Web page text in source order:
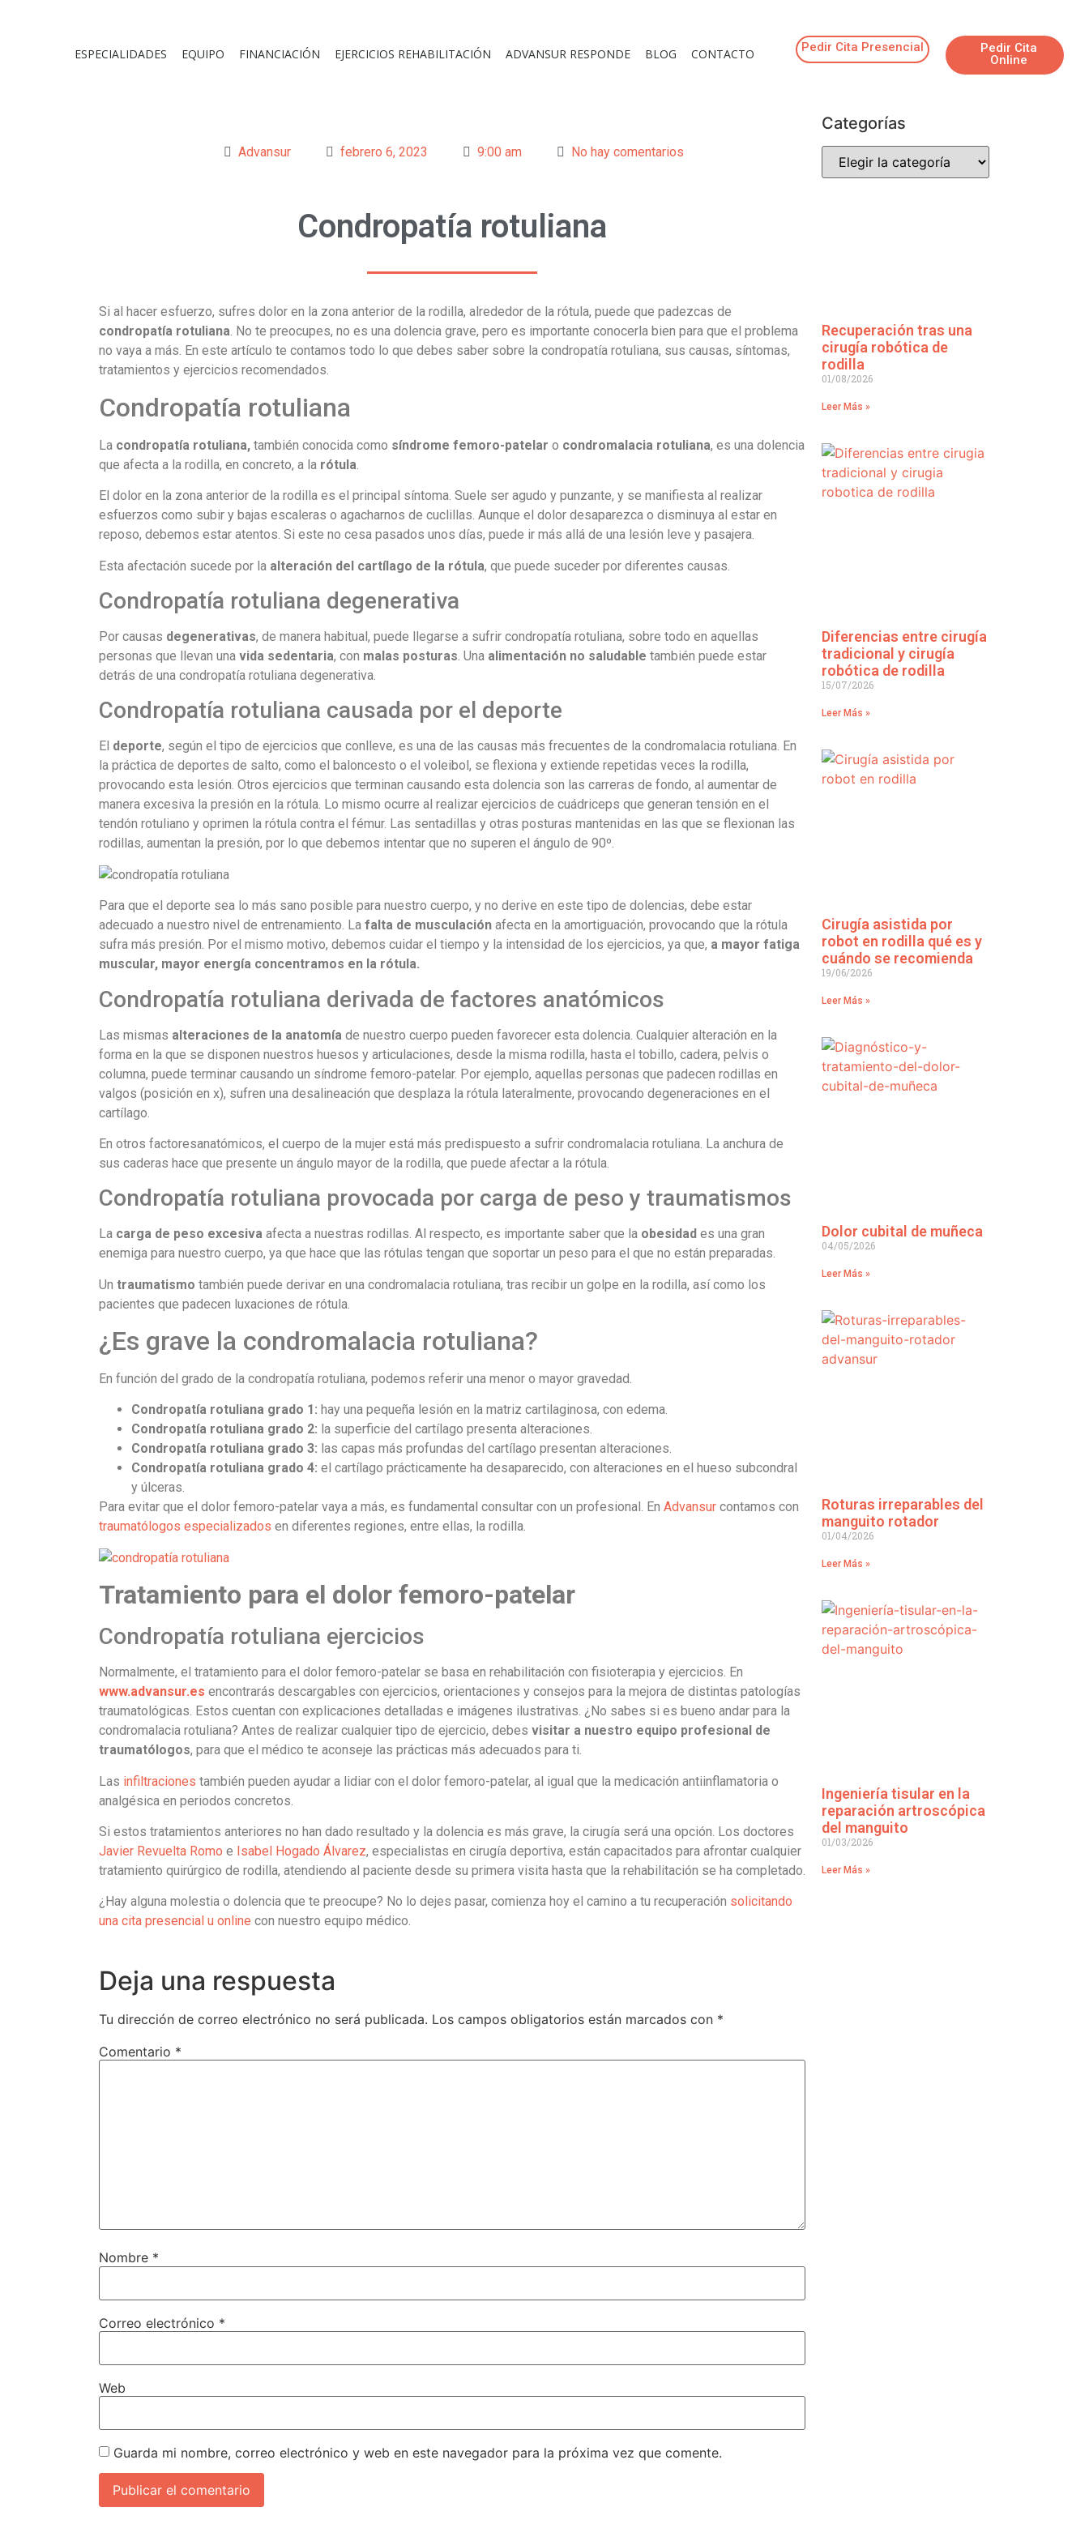
ESPECIALIDADES EQUIPO FINANCIACIÓN EJERCICIOS REHABILITACIÓN ADVANSUR RESPONDE BLOG CONTACTO Pedir Cita Presencial
Pedir Cita
Online
Advansur febrero 6, 2023 9:00 am No hay comentarios
Condropatía rotuliana
Si al hacer esfuerzo, sufres dolor en la zona anterior de la rodilla, alrededor de la rótula, puede que padezcas de
condropatía rotuliana. No te preocupes, no es una dolencia grave, pero es importante conocerla bien para que el problema
no vaya a más. En este artículo te contamos todo lo que debes saber sobre la condropatía rotuliana, sus causas, síntomas,
tratamientos y ejercicios recomendados.
Condropatía rotuliana
La condropatía rotuliana, también conocida como síndrome femoro-patelar o condromalacia rotuliana, es una dolencia
que afecta a la rodilla, en concreto, a la rótula
El dolor en la zona anterior de la rodilla es el principal síntoma. Suele ser agudo y punzante, y se manifiesta al realizar
esfuerzos como subir y bajas escaleras o agacharnos de cuclillas. Aunque el dolor desaparezca o disminuya al estar en
reposo, debemos estar atentos. Si este no cesa pasados unos días, puede ir más allá de una lesión leve y pasajera.
Esta afectación sucede por la alteración del cartílago de la rótula, que puede suceder por diferentes causas.
Condropatía rotuliana degenerativa
Por causas degenerativas, de manera habitual, puede llegarse a sufrir condropatía rotuliana, sobre todo en aquellas
personas que llevan una vida sedentaria, con malas posturas. Una alimentación no saludable también puede estar
detrás de una condropatía rotuliana degenerativa.
Condropatía rotuliana causada por el deporte
El deporte, según el tipo de ejercicios que conlleve, es una de las causas más frecuentes de la condromalacia rotuliana. En
la práctica de deportes de salto, como el baloncesto o el voleibol, se flexiona y extiende repetidas veces la rodilla,
provocando esta lesión. Otros ejercicios que terminan causando esta dolencia son las carreras de fondo, al aumentar de
manera excesiva la presión en la rótula. Lo mismo ocurre al realizar ejercicios de cuádriceps que generan tensión en el
tendón rotuliano y oprimen la rótula contra el fémur. Las sentadillas y otras posturas mantenidas en las que se flexionan las
rodillas, aumentan la presión, por lo que debemos intentar que no superen el ángulo de 90º.
Para que el deporte sea lo más sano posible para nuestro cuerpo, y no derive en este tipo de dolencias, debe estar
adecuado a nuestro nivel de entrenamiento. La falta de musculación afecta en la amortiguación, provocando que la rótula
sufra más presión. Por el mismo motivo, debemos cuidar el tiempo y la intensidad de los ejercicios, ya que, a mayor fatiga
muscular, mayor energía concentramos en la rótula.
Condropatía rotuliana derivada de factores anatómicos
Las mismas alteraciones de la anatomía de nuestro cuerpo pueden favorecer esta dolencia. Cualquier alteración en la
forma en la que se disponen nuestros huesos y articulaciones, desde la misma rodilla, hasta el tobillo, cadera, pelvis o
columna, puede terminar causando un síndrome femoro-patelar. Por ejemplo, aquellas personas que padecen rodillas en
valgos (posición en x), sufren una desalineación que desplaza la rótula lateralmente, provocando degeneraciones en el
cartílago.
En otros factoresanatómicos, el cuerpo de la mujer está más predispuesto a sufrir condromalacia rotuliana. La anchura de
sus caderas hace que presente un ángulo mayor de la rodilla, que puede afectar a la rótula.
Condropatía rotuliana provocada por carga de peso y traumatismos
La carga de peso excesiva afecta a nuestras rodillas. Al respecto, es importante saber que la obesidad es una gran
enemiga para nuestro cuerpo, ya que hace que las rótulas tengan que soportar un peso para el que no están preparadas.
Un traumatismo también puede derivar en una condromalacia rotuliana, tras recibir un golpe en la rodilla, así como los
pacientes que padecen luxaciones de rótula.
¿Es grave la condromalacia rotuliana?
En función del grado de la condropatía rotuliana, podemos referir una menor o mayor gravedad.
Condropatía rotuliana grado 1: hay una pequeña lesión en la matriz cartilaginosa, con edema.
Condropatía rotuliana grado 2: la superficie del cartílago presenta alteraciones.
Condropatía rotuliana grado 3: las capas más profundas del cartílago presentan alteraciones.
Condropatía rotuliana grado 4: el cartílago prácticamente ha desaparecido, con alteraciones en el hueso subcondral
y úlceras.
Para evitar que el dolor femoro-patelar vaya a más, es fundamental consultar con un profesional. En Advansur contamos con
traumatólogos especializados en diferentes regiones, entre ellas, la rodilla.
Tratamiento para el dolor femoro-patelar
Condropatía rotuliana ejercicios
Normalmente, el tratamiento para el dolor femoro-patelar se basa en rehabilitación con fisioterapia y ejercicios. En
www.advansur.es encontrarás descargables con ejercicios, orientaciones y consejos para la mejora de distintas patologías
traumatológicas. Estos cuentan con explicaciones detalladas e imágenes ilustrativas. ¿No sabes si es bueno andar para la
condromalacia rotuliana? Antes de realizar cualquier tipo de ejercicio, debes visitar a nuestro equipo profesional de
traumatólogos, para que el médico te aconseje las prácticas más adecuados para ti.
Las infiltraciones también pueden ayudar a lidiar con el dolor femoro-patelar, al igual que la medicación antiinflamatoria o
analgésica en periodos concretos.
Si estos tratamientos anteriores no han dado resultado y la dolencia es más grave, la cirugía será una opción. Los doctores
Javier Revuelta Romo e Isabel Hogado Álvarez, especialistas en cirugía deportiva, están capacitados para afrontar cualquier
tratamiento quirúrgico de rodilla, atendiendo al paciente desde su primera visita hasta que la rehabilitación se ha completado.
¿Hay alguna molestia o dolencia que te preocupe? No lo dejes pasar, comienza hoy el camino a tu recuperación solicitando
una cita presencial u online con nuestro equipo médico.
Deja una respuesta
Tu dirección de correo electrónico no será publicada. Los campos obligatorios están marcados con *
Comentario *
Nombre *
Correo electrónico *
Web
Guarda mi nombre, correo electrónico y web en este navegador para la próxima vez que comente.
Categorías
Recuperación tras una
cirugía robótica de
rodilla
01/08/2026
Leer Más »
Diferencias entre cirugía
tradicional y cirugía
robótica de rodilla
15/07/2026
Leer Más »
Cirugía asistida por
robot en rodilla qué es y
cuándo se recomienda
19/06/2026
Leer Más »
Dolor cubital de muñeca
04/05/2026
Leer Más »
Roturas irreparables del
manguito rotador
01/04/2026
Leer Más »
Ingeniería tisular en la
reparación artroscópica
del manguito
01/03/2026
Leer Más »